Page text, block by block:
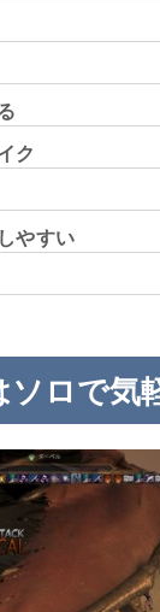
ク
やすい
ロで気